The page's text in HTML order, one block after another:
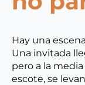
Hay una
Una invitada
pero a la
escote, se